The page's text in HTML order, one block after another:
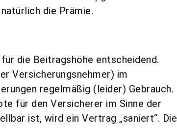
die Prämie.
die Beitragshöhe entscheidend.
Versicherungsnehmer) im
regelmäßig (leider) Gebrauch.
für den Versicherer im Sinne der
ist, wird ein Vertrag „saniert“. Die